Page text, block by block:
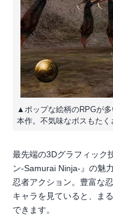
▲ポップな絵柄のRPGが
本作。不気味なボスもたく
最先端の3Dグラフィック
ン-Samurai Ninja-』の魅
忍者アクション。豊富な
キャラを見ていると、ま
できます。